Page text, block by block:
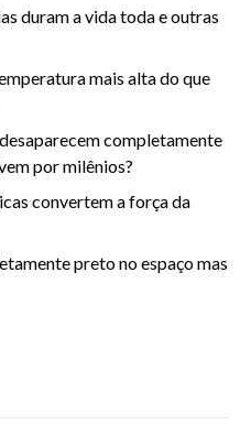
duram a vida toda e outras
mais alta do que
completamente
por milênios?
convertem a força da
preto no espaço mas